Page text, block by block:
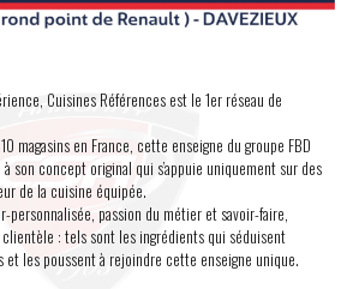
Cuisines Références est le 1er réseau de
magasins en France, cette enseigne du groupe FBD
son concept original qui s’appuie uniquement sur des
de la cuisine équipée.
personnalisée, passion du métier et savoir-faire,
: tels sont les ingrédients qui séduisent
et les poussent à rejoindre cette enseigne unique.